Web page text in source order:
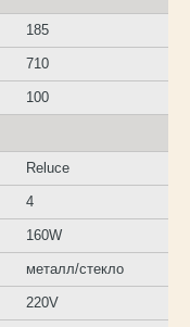
185
710
100
Reluce
4
160W
металл/стекло
220V